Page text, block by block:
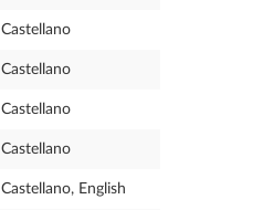
Castellano
Castellano
Castellano
Castellano
Castellano, English